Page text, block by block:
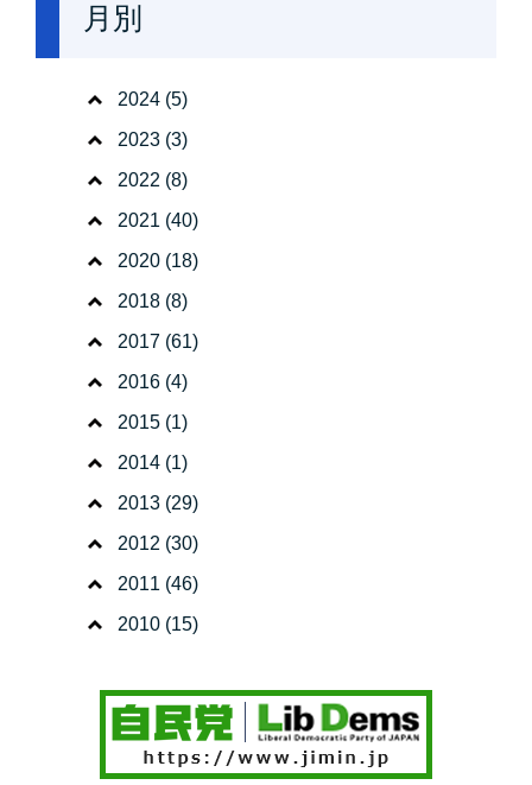
月別
2024 (5)
2023 (3)
2022 (8)
2021 (40)
2020 (18)
2018 (8)
2017 (61)
2016 (4)
2015 (1)
2014 (1)
2013 (29)
2012 (30)
2011 (46)
2010 (15)